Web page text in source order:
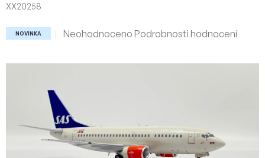
XX20258
NOVINKA
Průměrné
5
hvězdiček.
Neohodnoceno Podrobnosti hodnocení